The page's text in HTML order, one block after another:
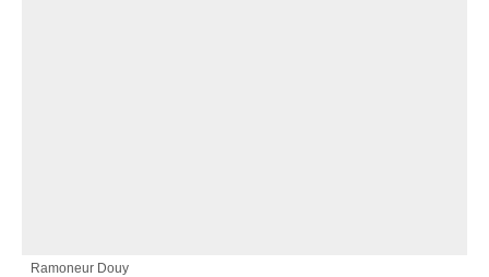
Ramoneur Douy